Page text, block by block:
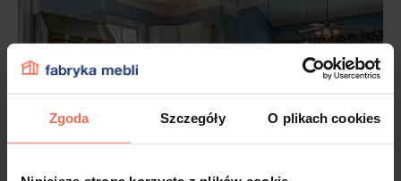
Zgoda Szczegóły O plikach cookies